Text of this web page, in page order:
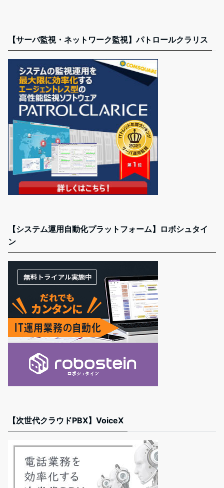
【サーバ監視・ネットワーク監視】パトロールクラリス
【システム運用自動化プラットフォーム】ロボシュタイ
ン
【次世代クラウドPBX】VoiceX